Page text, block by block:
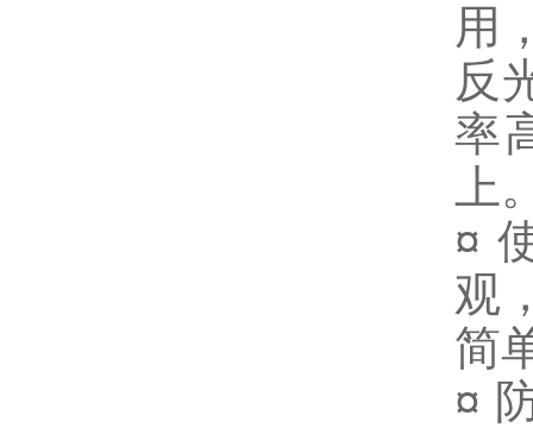
用
反
率
上
¤
观
简
¤